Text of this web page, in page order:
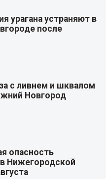
урагана устраняют в
после
с ливнем и шквалом
Новгород
опасность
Нижегородской